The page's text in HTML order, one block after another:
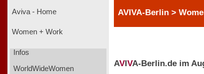
Aviva - Home
Women + Work
Infos
WorldWideWomen
AVIVA-Berlin >
AVIVA-Berlin.de im